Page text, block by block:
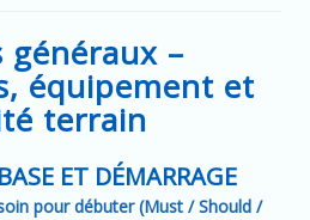
généraux –
équipement et
terrain
ET DÉMARRAGE
pour débuter (Must / Should /